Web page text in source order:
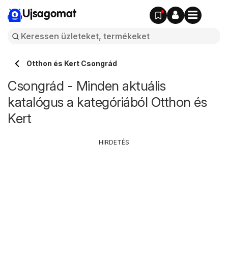
Ujsagomat
Otthon és Kert Csongrád
Csongrád - Minden aktuális
katalógus a kategóriából Otthon és
Kert
HIRDETÉS